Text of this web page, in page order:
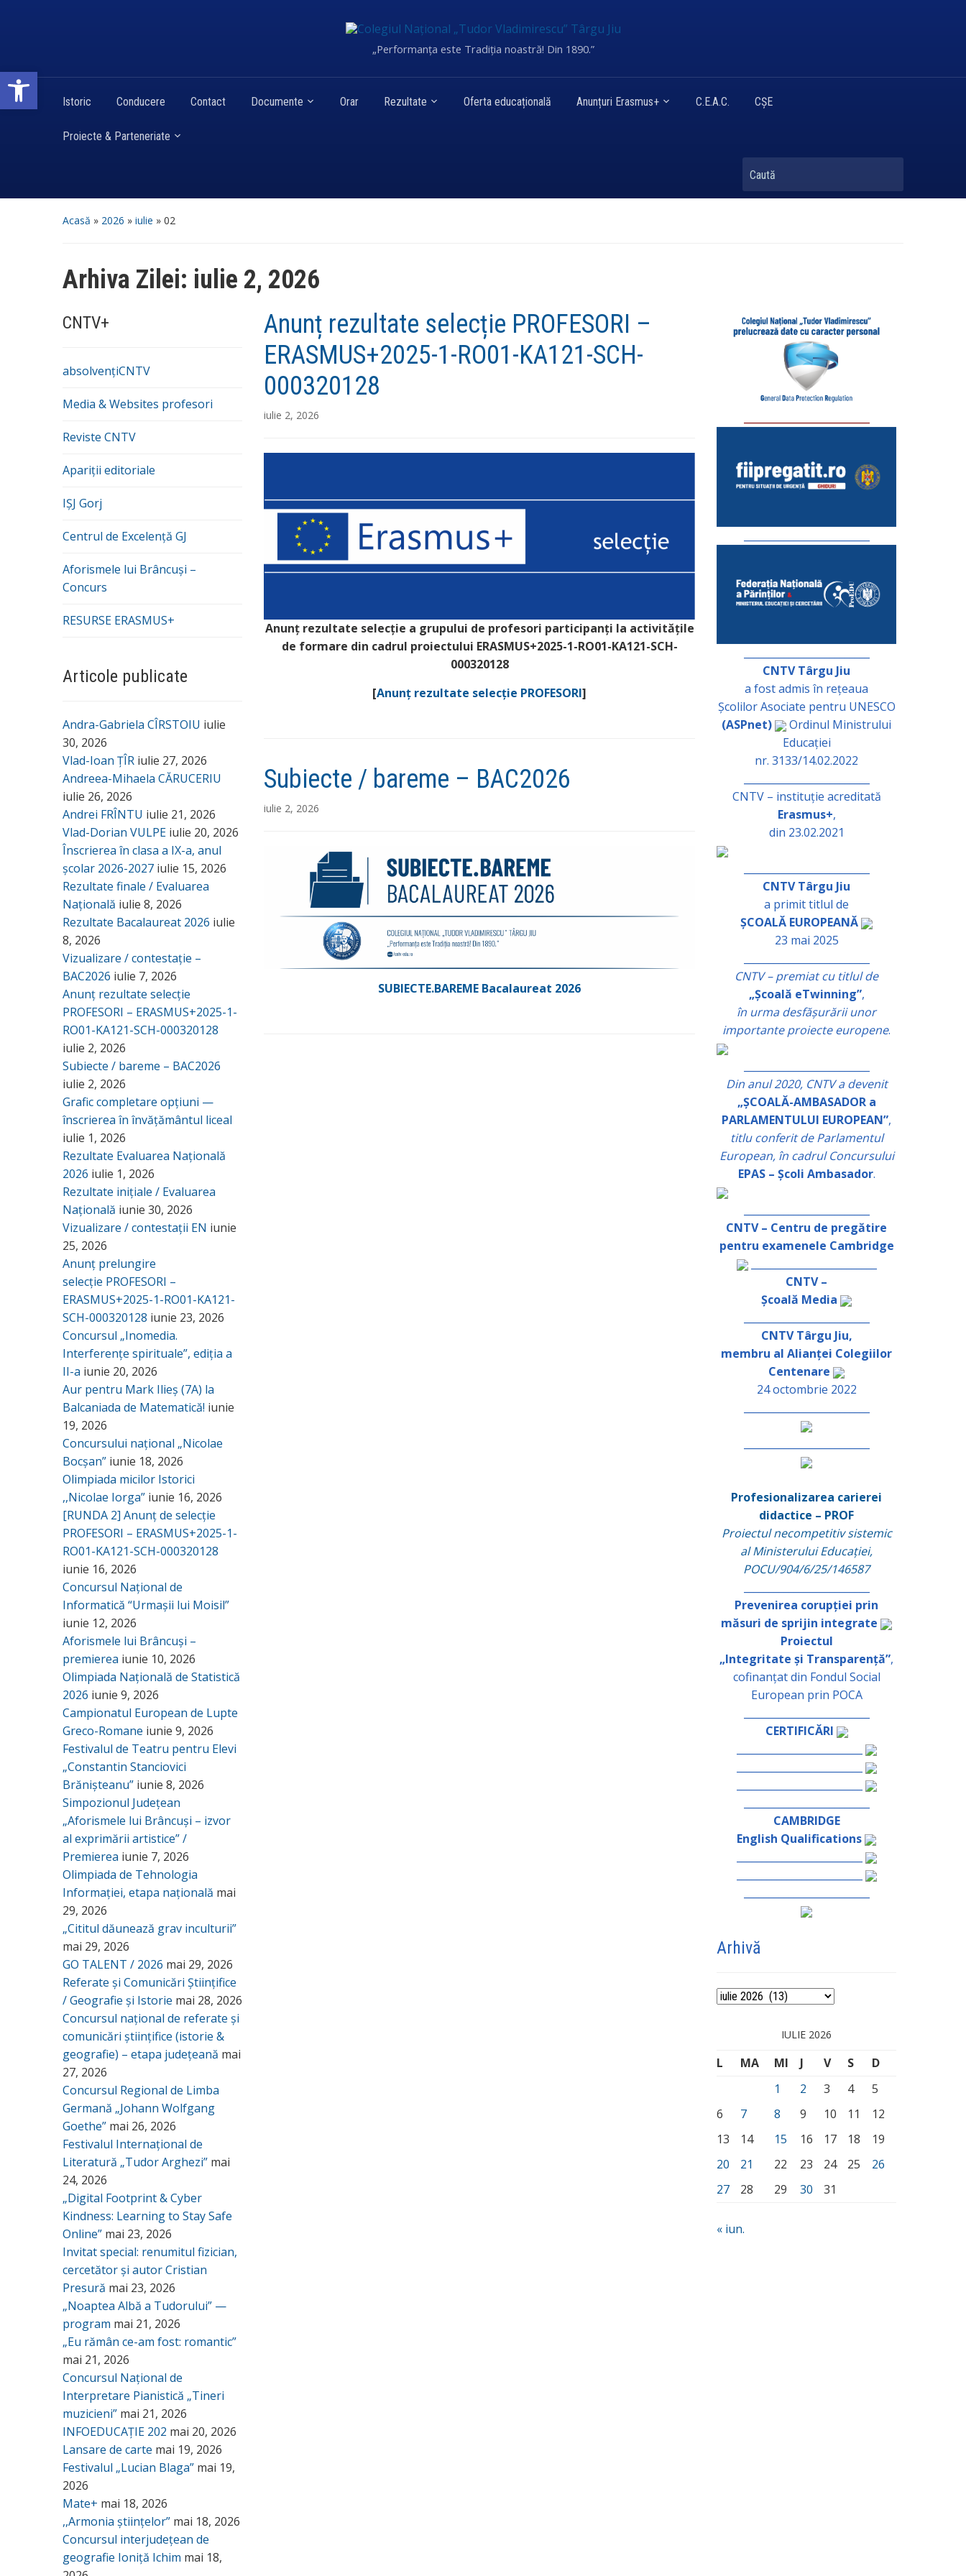
Deschide bara de unelte
„Performanța este Tradiția noastră! Din 1890.”
Istoric Conducere Contact Documente Orar Rezultate Oferta educațională Anunțuri Erasmus+ C.E.A.C. CȘE
Proiecte & Parteneriate
Caută
Acasă » 2026 » iulie » 02
Arhiva Zilei: iulie 2, 2026
CNTV+
absolvențiCNTV
Media & Websites profesori
Reviste CNTV
Apariții editoriale
IȘJ Gorj
Centrul de Excelență GJ
Aforismele lui Brâncuși –
Concurs
RESURSE ERASMUS+
Articole publicate
Andra-Gabriela CÎRSTOIU iulie
30, 2026
Vlad-Ioan ȚÎR iulie 27, 2026
Andreea-Mihaela CĂRUCERIU
iulie 26, 2026
Andrei FRÎNTU iulie 21, 2026
Vlad-Dorian VULPE iulie 20, 2026
Înscrierea în clasa a IX-a, anul
școlar 2026-2027 iulie 15, 2026
Rezultate finale / Evaluarea
Națională iulie 8, 2026
Rezultate Bacalaureat 2026 iulie
8, 2026
Vizualizare / contestație –
BAC2026 iulie 7, 2026
Anunț rezultate selecție
PROFESORI – ERASMUS+2025-1-
RO01-KA121-SCH-000320128
iulie 2, 2026
Subiecte / bareme – BAC2026
iulie 2, 2026
Grafic completare opțiuni —
înscrierea în învățământul liceal
iulie 1, 2026
Rezultate Evaluarea Națională
2026 iulie 1, 2026
Rezultate inițiale / Evaluarea
Națională iunie 30, 2026
Vizualizare / contestații EN iunie
25, 2026
Anunț prelungire
selecție PROFESORI –
ERASMUS+2025-1-RO01-KA121-
SCH-000320128 iunie 23, 2026
Concursul „Inomedia.
Interferențe spirituale”, ediția a
II-a iunie 20, 2026
Aur pentru Mark Ilieș (7A) la
Balcaniada de Matematică! iunie
19, 2026
Concursului național „Nicolae
Bocșan” iunie 18, 2026
Olimpiada micilor Istorici
,,Nicolae Iorga” iunie 16, 2026
[RUNDA 2] Anunț de selecție
PROFESORI – ERASMUS+2025-1-
RO01-KA121-SCH-000320128
iunie 16, 2026
Concursul Național de
Informatică “Urmașii lui Moisil”
iunie 12, 2026
Aforismele lui Brâncuși –
premierea iunie 10, 2026
Olimpiada Națională de Statistică
2026 iunie 9, 2026
Campionatul European de Lupte
Greco-Romane iunie 9, 2026
Festivalul de Teatru pentru Elevi
„Constantin Stanciovici
Brănișteanu” iunie 8, 2026
Simpozionul Județean
„Aforismele lui Brâncuși – izvor
al exprimării artistice” /
Premierea iunie 7, 2026
Olimpiada de Tehnologia
Informației, etapa națională mai
29, 2026
„Cititul dăunează grav inculturii”
mai 29, 2026
GO TALENT / 2026 mai 29, 2026
Referate și Comunicări Științifice
/ Geografie și Istorie mai 28, 2026
Concursul național de referate și
comunicări științifice (istorie &
geografie) – etapa județeană mai
27, 2026
Concursul Regional de Limba
Germană „Johann Wolfgang
Goethe” mai 26, 2026
Festivalul Internațional de
Literatură „Tudor Arghezi” mai
24, 2026
„Digital Footprint & Cyber
Kindness: Learning to Stay Safe
Online” mai 23, 2026
Invitat special: renumitul fizician,
cercetător și autor Cristian
Presură mai 23, 2026
„Noaptea Albă a Tudorului” —
program mai 21, 2026
„Eu rămân ce-am fost: romantic”
mai 21, 2026
Concursul Național de
Interpretare Pianistică „Tineri
muzicieni” mai 21, 2026
INFOEDUCAȚIE 202 mai 20, 2026
Lansare de carte mai 19, 2026
Festivalul „Lucian Blaga” mai 19,
2026
Mate+ mai 18, 2026
,,Armonia științelor” mai 18, 2026
Concursul interjudețean de
geografie Ioniță Ichim mai 18,
Anunț rezultate selecție PROFESORI –
ERASMUS+2025-1-RO01-KA121-SCH-
000320128
iulie 2, 2026
Anunț rezultate selecție a grupului de profesori participanți la activitățile
de formare din cadrul proiectului ERASMUS+2025-1-RO01-KA121-SCH-
000320128
[Anunț rezultate selecție PROFESORI]
Subiecte / bareme – BAC2026
iulie 2, 2026
SUBIECTE.BAREME Bacalaureat 2026
CNTV Târgu Jiu
a fost admis în rețeaua
Școlilor Asociate pentru UNESCO
(ASPnet)
Ordinul Ministrului
Educației
nr. 3133/14.02.2022
CNTV – instituție acreditată
Erasmus+,
din 23.02.2021
CNTV Târgu Jiu
a primit titlul de
ȘCOALĂ EUROPEANĂ
23 mai 2025
CNTV – premiat cu titlul de
„Școală eTwinning”,
în urma desfășurării unor
importante proiecte europene.
Din anul 2020, CNTV a devenit
„ȘCOALĂ-AMBASADOR a
PARLAMENTULUI EUROPEAN”,
titlu conferit de Parlamentul
European, în cadrul Concursului
EPAS – Școli Ambasador.
CNTV – Centru de pregătire
pentru examenele Cambridge
_________________________
CNTV –
Școală Media
CNTV Târgu Jiu,
membru al Alianței Colegiilor
Centenare
24 octombrie 2022
Profesionalizarea carierei
didactice – PROF
Proiectul necompetitiv sistemic
al Ministerului Educației,
POCU/904/6/25/146587
Prevenirea corupției prin
măsuri de sprijin integrate
Proiectul
„Integritate și Transparență”,
cofinanțat din Fondul Social
European prin POCA
CERTIFICĂRI
CAMBRIDGE
English Qualifications
Arhivă
Arhivă
IULIE 2026
L MA MI J V S
D
1
2 3 4
5
6
7 8 9 10 11
12
13
14 15 16 17 18
19
20
21 22 23 24 25
26
27
28 29 30 31
« iun.